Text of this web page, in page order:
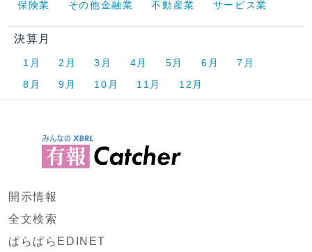
保険業
その他金融業 不動産業 サービス業
決算月
1月 2月 3月 4月 5月 6月
7月
8月
9月 10月 11月 12月
開示情報
全文検索
ぱらぱらEDINET